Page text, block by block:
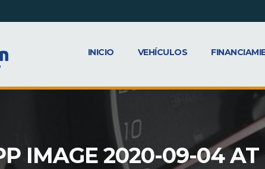
INICIO VEHÍCULOS
IMAGE 2020-09-04 AT